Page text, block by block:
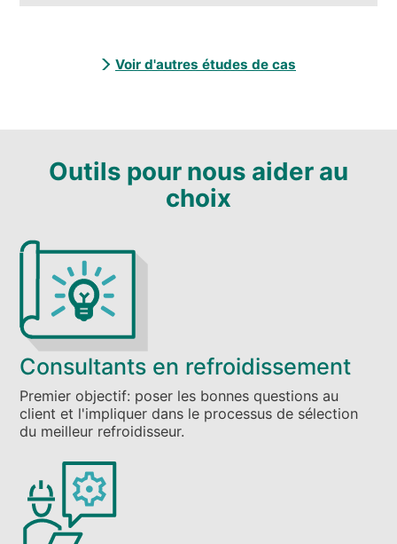
Voir d'autres études de cas
Outils pour nous aider au
choix
Consultants en refroidissement
Premier objectif: poser les bonnes questions au
client et l'impliquer dans le processus de sélection
du meilleur refroidisseur.